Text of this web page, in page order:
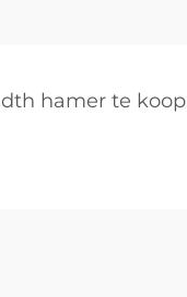
dth hamer te koop